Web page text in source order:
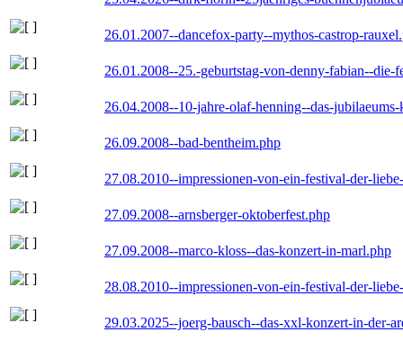
26.01.2007--dancefox-party--mythos-castrop-
26.01.2008--25.-geburtstag-von-denny-fabian--die-
26.04.2008--10-jahre-olaf-henning--das-
26.09.2008--bad-bentheim.php
27.08.2010--impressionen-von-ein-festival-der-
27.09.2008--arnsberger-oktoberfest.php
27.09.2008--marco-kloss--das-konzert-in-marl.php
28.08.2010--impressionen-von-ein-festival-der-
29.03.2025--joerg-bausch--das-xxl-konzert-in-der-